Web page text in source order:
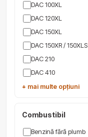
DAC 100XL
DAC 120XL
DAC 150XL
DAC 150XR / 150XLS
DAC 210
DAC 410
+ mai multe opțiuni
Combustibil
Benzină fără plumb